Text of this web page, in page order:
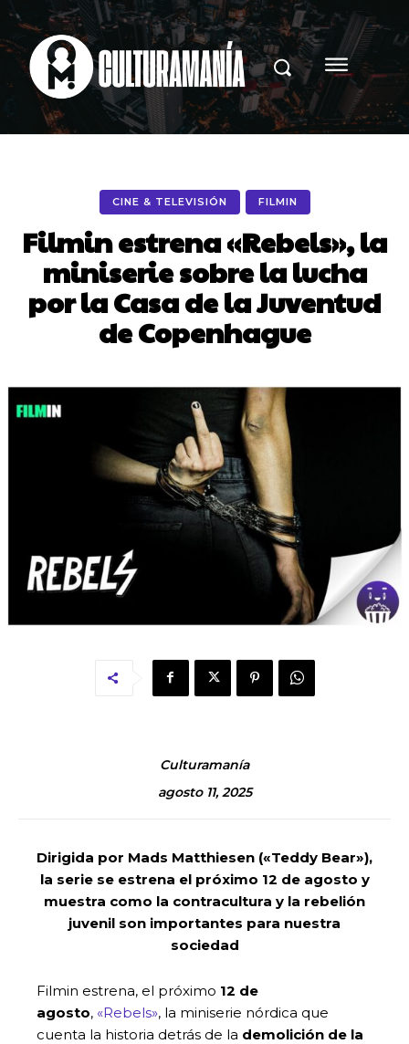
CINE & TELEVISIÓN FILMIN
Filmin estrena «Rebels», la
miniserie sobre la lucha
por la Casa de la Juventud
de Copenhague
Culturamanía
agosto 11, 2025
Dirigida por Mads Matthiesen («Teddy Bear»),
la serie se estrena el próximo 12 de agosto y
muestra como la contracultura y la rebelión
juvenil son importantes para nuestra
sociedad
Filmin estrena, el próximo 12 de
agosto, «Rebels», la miniserie nórdica que
cuenta la historia detrás de la demolición de la